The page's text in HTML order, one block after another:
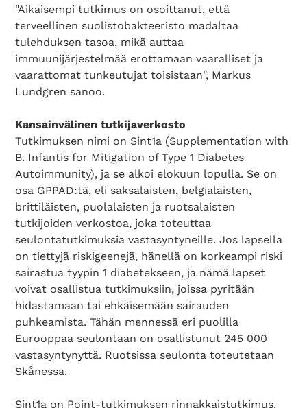
"Aikaisempi tutkimus on osoittanut, että
terveellinen suolistobakteeristo madaltaa
tulehduksen tasoa, mikä auttaa
immuunijärjestelmää erottamaan vaaralliset ja
vaarattomat tunkeutujat toisistaan", Markus
Lundgren sanoo.
Kansainvälinen tutkijaverkosto
Tutkimuksen nimi on Sint1a (Supplementation with
B. Infantis for Mitigation of Type 1 Diabetes
Autoimmunity), ja se alkoi elokuun lopulla. Se on
osa GPPAD:tä, eli saksalaisten, belgialaisten,
brittiläisten, puolalaisten ja ruotsalaisten
tutkijoiden verkostoa, joka toteuttaa
seulontatutkimuksia vastasyntyneille. Jos lapsella
on tiettyjä riskigeenejä, hänellä on korkeampi riski
sairastua tyypin 1 diabetekseen, ja nämä lapset
voivat osallistua tutkimuksiin, joissa pyritään
hidastamaan tai ehkäisemään sairauden
puhkeamista. Tähän mennessä eri puolilla
Eurooppaa seulontaan on osallistunut 245 000
vastasyntynyttä. Ruotsissa seulonta toteutetaan
Skånessa.
Sint1a on Point-tutkimuksen rinnakkaistutkimus.